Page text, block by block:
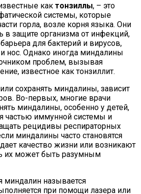
как тонзиллы, – это
системы, которые
горла, возле корня языка. Они
защите организма от инфекций,
для бактерий и вирусов,
нос. Однако иногда миндалины
проблем, вызывая
известное как тонзиллит.
сохранять миндалины, зависит
Во-первых, многие врачи
миндалины, особенно у детей,
частью иммунной системы и
рецидивы респираторных
миндалины часто становятся
качество жизни или возникают
их может быть разумным
миндалин называется
при помощи лазера или